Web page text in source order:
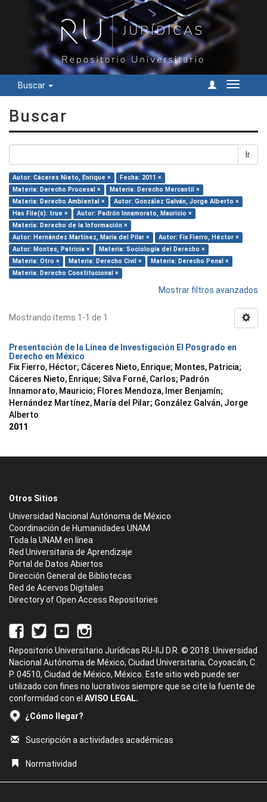
Buscar
Cambiar
Buscar
Ir
Autor: Cáceres Nieto, Enrique ×
Fecha: 2011 ×
Materia: Derecho Procesal ×
Materia: Derecho Mercantil ×
Materia: Derecho Ambiental ×
Autor: González Galván, Jorge Alberto ×
Has File(s): true ×
Autor: Padrón Innamorato, Mauricio ×
Materia: Derecho de la Información ×
Autor: Hernández Martínez, María del Pilar ×
Autor: Fix Fierro, Héctor ×
Autor: Montes, Patricia ×
Materia: Sociología del Derecho ×
Materia: Otro ×
Materia: Derecho Civil ×
Materia: Derecho Penal ×
Materia: Derecho Constitucional ×
Mostrar filtros avanzados
Mostrando ítems 1-1 de 1
Presentación de la Línea de Investigación El Posgrado en
Derecho en México
Fix Fierro, Héctor; Cáceres Nieto, Enrique; Montes, Patricia;
Cáceres Nieto, Enrique; Silva Forné, Carlos; Padrón
Innamorato, Mauricio; Flores Mendoza, Imer Benjamín;
Hernández Martínez, María del Pilar; González Galván, Jorge
Alberto
2011
Otros Sitios
Universidad Nacional Autónoma de México
Coordinación de Humanidades UNAM
Toda la UNAM en línea
Red Universitaria de Aprendizaje
Portal de Datos Abiertos
Dirección General de Bibliotecas
Red de Acervos Digitales
Directory of Open Access Repositories
Repositorio Universitario Jurídicas RU-IIJ D.R. © 2018. Universidad
Nacional Autónoma de México, Ciudad Universitaria, Coyoacán, C.
P. 04510, Ciudad de México, México. Este sitio web puede ser
utilizado con fines no lucrativos siempre que se cite la fuente de
conformidad con el AVISO LEGAL.
¿Cómo llegar?
Suscripción a actividades académicas
Normatividad